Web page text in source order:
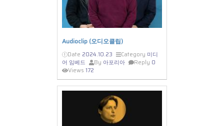
Audioclip (오디오클립)
Date 2024.10.23 Category 미디
어 임베드
By 아포리아 Reply 0
Views 172